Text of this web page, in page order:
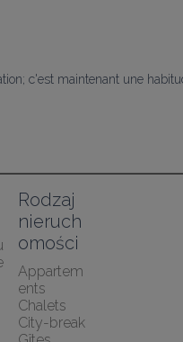
c'est maintenant une
Rodzaj
nieruch
omości
Appartem
ents
Chalets
City-break